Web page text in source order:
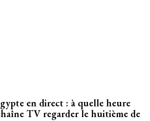
en direct : à quelle heure
TV regarder le huitième de